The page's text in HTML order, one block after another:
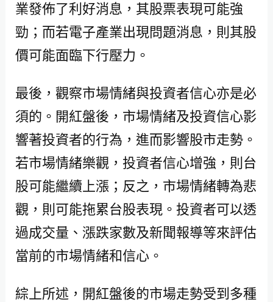
業發佈了利好消息，其股票表現可能強
勁；而若電子產業出現問題消息，則其股
價可能面臨下行壓力。
最後，觀察市場情緒與投資者信心亦是必
須的。開紅盤後，市場情緒及投資信心影
響著投資者的行為，進而影響股市走勢。
若市場情緒樂觀，投資者信心增強，則台
股可能繼續上漲；反之，市場情緒轉為悲
觀，則可能拖累台股表現。投資者可以透
過成交量、漲跌家數及新聞報導等來評估
當前的市場情緒和信心。
綜上所述，開紅盤後的市場走勢受到多種